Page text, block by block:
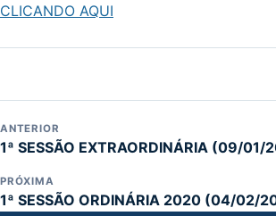
CLICANDO AQUI
ANTERIOR
1ª SESSÃO EXTRAORDINÁRIA (09/01/
PRÓXIMA
1ª SESSÃO ORDINÁRIA 2020 (04/02/